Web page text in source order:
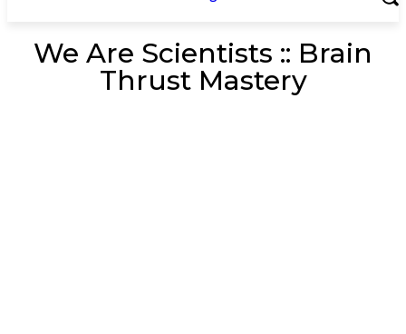
We Are Scientists :: Brain
Thrust Mastery